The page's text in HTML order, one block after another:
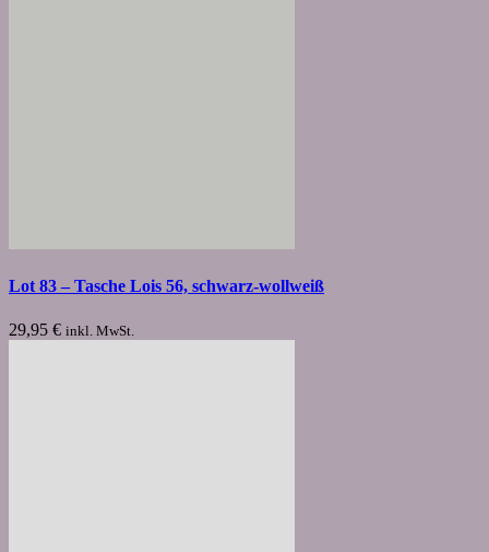
Lot 83 – Tasche Lois 56, schwarz-wollweiß
29,95 € inkl. MwSt.